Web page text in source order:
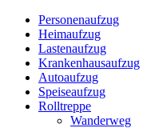
Personenaufzug
Heimaufzug
Lastenaufzug
Krankenhausaufzug
Autoaufzug
Speiseaufzug
Rolltreppe
Wanderweg